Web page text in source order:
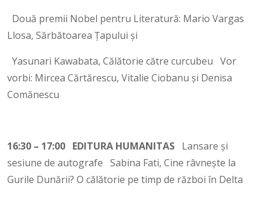
Două premii Nobel pentru Literatură: Mario Vargas
Llosa, Sărbătoarea Țapului și
Yasunari Kawabata, Călătorie către curcubeu Vor
vorbi: Mircea Cărtărescu, Vitalie Ciobanu și Denisa
Comănescu
16:30 – 17:00 EDITURA HUMANITAS Lansare și
sesiune de autografe Sabina Fati, Cine râvnește la
Gurile Dunării? O călătorie pe timp de război în Delta